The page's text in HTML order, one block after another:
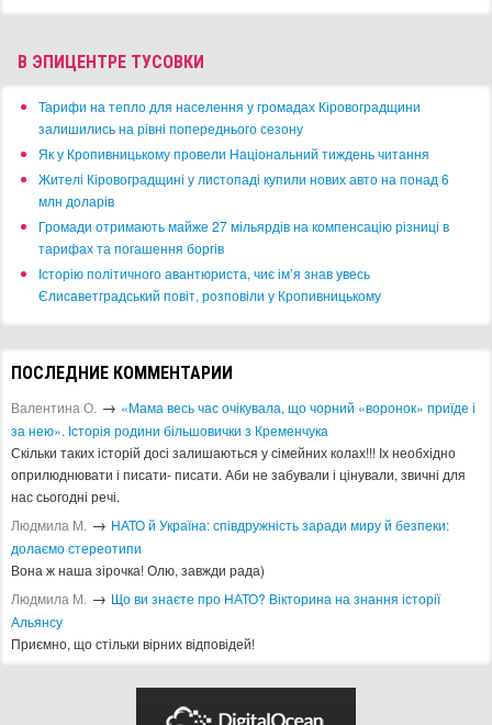
В ЭПИЦЕНТРЕ ТУСОВКИ
​Тарифи на тепло для населення у громадах Кіровоградщини
залишились на рівні попереднього сезону
​Як у Кропивницькому провели Національний тиждень читання
​Жителі Кіровоградщині у листопаді купили нових авто на понад 6
млн доларів
​Громади отримають майже 27 мільярдів на компенсацію різниці в
тарифах та погашення боргів
Історію політичного авантюриста, чиє ім’я знав увесь
Єлисаветградський повіт, розповіли у Кропивницькому
ПОСЛЕДНИЕ КОММЕНТАРИИ
Валентина О. → «Мама весь час очікувала, що чорний «воронок» приїде і
за нею». Історія родини більшовички з Кременчука
Скільки таких історій досі залишаються у сімейних колах!!! Іх необхідно
оприлюднювати і писати- писати. Аби не забували і цінували, звичні для
нас сьогодні речі.
Людмила М. → ​НАТО й Україна: співдружність заради миру й безпеки:
долаємо стереотипи
Вона ж наша зірочка! Олю, завжди рада)
Людмила М. → Що ви знаєте про НАТО? Вікторина на знання історії
Альянсу ​
Приємно, що стільки вірних відповідей!